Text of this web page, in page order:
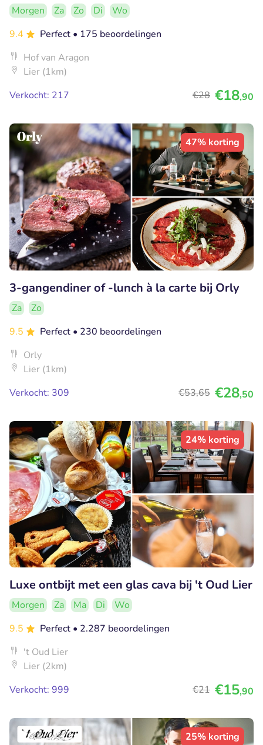
Morgen Za Zo Di
Wo
9.4
Perfect • 175 beoordelingen
Hof van Aragon
Lier (1km)
Verkocht: 217
€28 €18,90
47% korting
3-gangendiner of -lunch à la carte bij Orly
Za
Zo
9.5
Perfect • 230 beoordelingen
Orly
Lier (1km)
Verkocht: 309
€53,65 €28,50
24% korting
Luxe ontbijt met een glas cava bij 't Oud Lier
Morgen Za Ma Di
Wo
9.5
Perfect • 2.287 beoordelingen
't Oud Lier
Lier (2km)
Verkocht: 999
€21 €15,90
25% korting